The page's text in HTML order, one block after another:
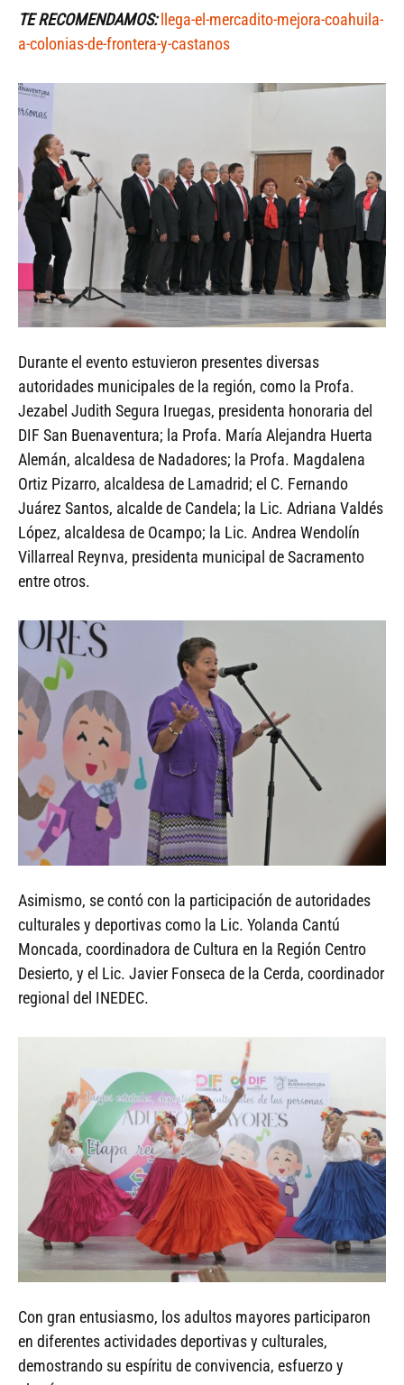
TE RECOMENDAMOS:llega-el-mercadito-mejora-coahuila-
a-colonias-de-frontera-y-castanos
Durante el evento estuvieron presentes diversas
autoridades municipales de la región, como la Profa.
Jezabel Judith Segura Iruegas, presidenta honoraria del
DIF San Buenaventura; la Profa. María Alejandra Huerta
Alemán, alcaldesa de Nadadores; la Profa. Magdalena
Ortiz Pizarro, alcaldesa de Lamadrid; el C. Fernando
Juárez Santos, alcalde de Candela; la Lic. Adriana Valdés
López, alcaldesa de Ocampo; la Lic. Andrea Wendolín
Villarreal Reynva, presidenta municipal de Sacramento
entre otros.
Asimismo, se contó con la participación de autoridades
culturales y deportivas como la Lic. Yolanda Cantú
Moncada, coordinadora de Cultura en la Región Centro
Desierto, y el Lic. Javier Fonseca de la Cerda, coordinador
regional del INEDEC.
Con gran entusiasmo, los adultos mayores participaron
en diferentes actividades deportivas y culturales,
demostrando su espíritu de convivencia, esfuerzo y